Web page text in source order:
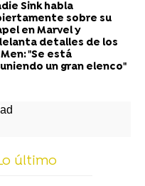
Sink habla
sobre su
en Marvel y
detalles de los
"Se está
un gran elenco"
último